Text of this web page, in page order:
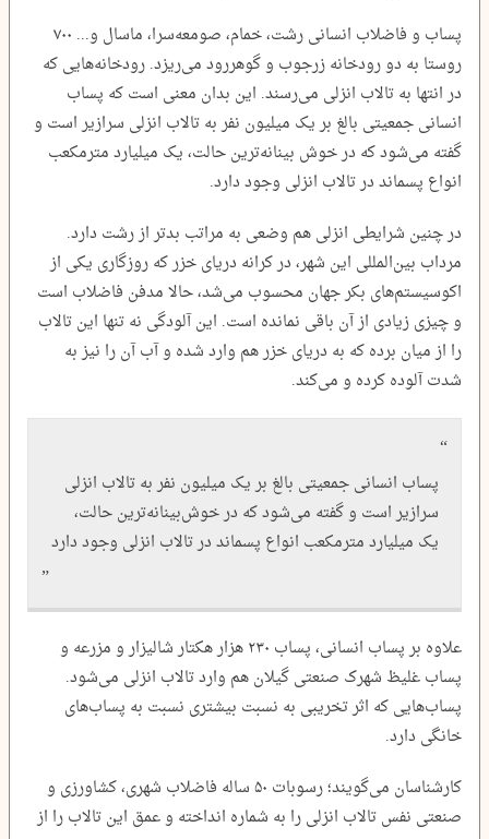
پساب و فاضلاب انسانی رشت، خمام، صومعه‌سرا، ماسال و... ۷۰۰
روستا به دو رودخانه زرجوب و گوهررود می‌ریزد. رودخانه‌هایی که
در انتها به تالاب انزلی می‌رسند. این بدان معنی است که پساب
انسانی جمعیتی بالغ بر یک میلیون نفر به تالاب انزلی سرازیر است و
گفته می‌شود که در خوش بینانه‌ترین حالت، یک میلیارد مترمکعب
انواع پسماند در تالاب انزلی وجود دارد.
در چنین شرایطی انزلی هم وضعی به مراتب بدتر از رشت دارد.
مرداب بین‌المللی این شهر، در کرانه دریای خزر که روزگاری یکی از
اکوسیستم‌های بکر جهان محسوب می‌شد، حالا مدفن فاضلاب است
و چیزی زیادی از آن باقی نمانده است. این آلودگی نه تنها این تالاب
را از میان برده که به دریای خزر هم وارد شده و آب آن را نیز به
شدت آلوده کرده و می‌کند.
پساب انسانی جمعیتی بالغ بر یک میلیون نفر به تالاب انزلی
سرازیر است و گفته می‌شود که در خوش‌بینانه‌ترین حالت،
یک میلیارد مترمکعب انواع پسماند در تالاب انزلی وجود دارد
علاوه بر پساب انسانی، پساب ۲۳۰ هزار هکتار شالیزار و مزرعه و
پساب غلیظ شهرک صنعتی گیلان هم وارد تالاب انزلی می‌شود.
پساب‌هایی که اثر تخریبی به نسبت بیشتری نسبت به پساب‌های
خانگی دارد.
کارشناسان می‌گویند؛ رسوبات ۵۰ ساله فاضلاب شهری، کشاورزی و
صنعتی نفس تالاب انزلی را به شماره انداخته و عمق این تالاب را از